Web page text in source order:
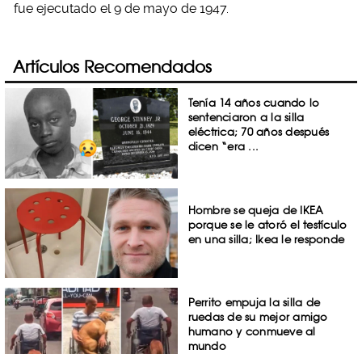
fue ejecutado el 9 de mayo de 1947.
Artículos Recomendados
Tenía 14 años cuando lo
sentenciaron a la silla
eléctrica; 70 años después
dicen “era ...
Hombre se queja de IKEA
porque se le atoró el testículo
en una silla; Ikea le responde
Perrito empuja la silla de
ruedas de su mejor amigo
humano y conmueve al
mundo